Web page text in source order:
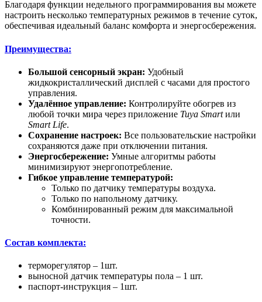
Благодаря функции недельного программирования вы можете
настроить несколько температурных режимов в течение суток,
обеспечивая идеальный баланс комфорта и энергосбережения.
Преимущества:
Большой сенсорный экран: Удобный
жидкокристаллический дисплей с часами для простого
управления.
Удалённое управление: Контролируйте обогрев из
любой точки мира через приложение Tuya Smartили
Smart Life.
Сохранение настроек: Все пользовательские настройки
сохраняются даже при отключении питания.
Энергосбережение: Умные алгоритмы работы
минимизируют энергопотребление.
Гибкое управление температурой:
Только по датчику температуры воздуха.
Только по напольному датчику.
Комбинированный режим для максимальной
точности.
Состав комплекта:
терморегулятор – 1шт.
выносной датчик температуры пола – 1 шт.
паспорт-инструкция – 1шт.